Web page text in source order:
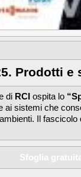
Prodotti
di RCI ospita lo
ai sistemi che
Il
Sfoglia